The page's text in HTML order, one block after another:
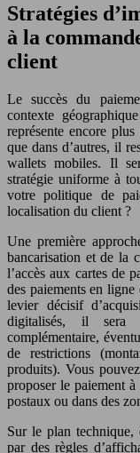
Stratégies
à la
client
Le succès du
contexte
représente encore
que dans d’autres, il
wallets mobiles. Il
stratégie uniforme à
votre politique de
localisation du client ?
Une première
bancarisation et de la
l’accès aux cartes de
des paiements en
levier décisif
digitalisés, il sera
complémentaire,
de restrictions
produits). Vous
proposer le paiement
postaux ou dans des
Sur le plan technique,
par des règles